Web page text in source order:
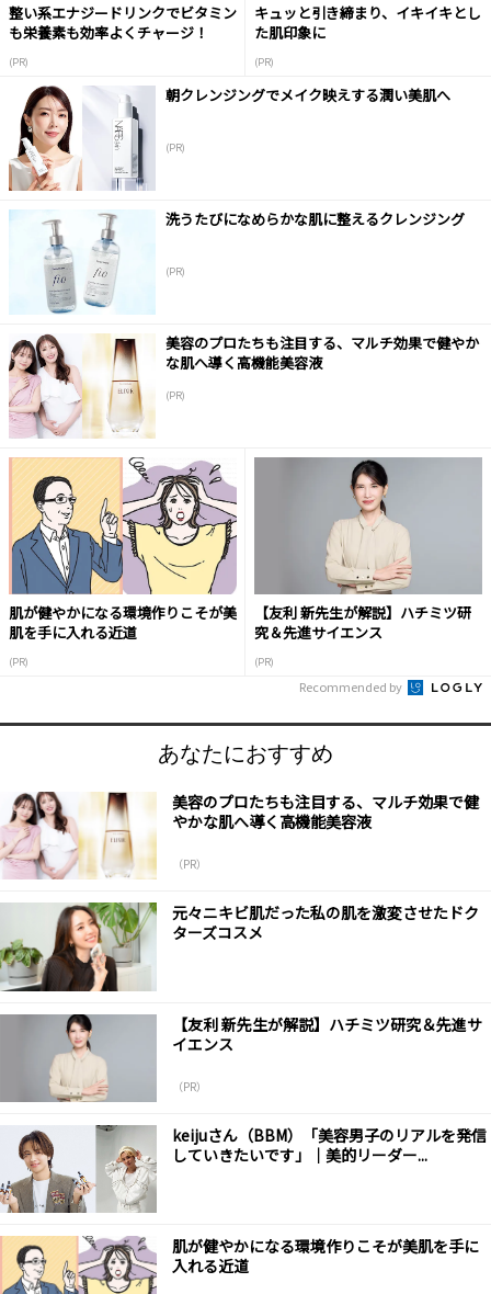
整い系エナジードリンクでビタミン
も栄養素も効率よくチャージ！
(PR)
キュッと引き締まり、イキイキとし
た肌印象に
(PR)
朝クレンジングでメイク映えする潤い美肌へ
(PR)
洗うたびになめらかな肌に整えるクレンジング
(PR)
美容のプロたちも注目する、マルチ効果で健やか
な肌へ導く高機能美容液
(PR)
肌が健やかになる環境作りこそが美
肌を手に入れる近道
(PR)
【友利 新先生が解説】ハチミツ研
究＆先進サイエンス
(PR)
Recommended by
あなたにおすすめ
美容のプロたちも注目する、マルチ効果で健
やかな肌へ導く高機能美容液
（PR）
元々ニキビ肌だった私の肌を激変させたドク
ターズコスメ
【友利 新先生が解説】ハチミツ研究＆先進サ
イエンス
（PR）
keijuさん（BBM）「美容男子のリアルを発信
していきたいです」｜美的リーダー...
肌が健やかになる環境作りこそが美肌を手に
入れる近道